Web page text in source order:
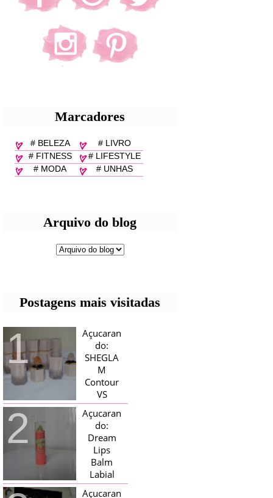
Marcadores
# BELEZA
# LIVRO
# FITNESS
# LIFESTYLE
# MODA
# UNHAS
Arquivo do blog
Postagens mais visitadas
Açucaran
do:
SHEGLA
M
Contour
VS
Bronzer!
HELLO AÇUCARADAS, E NESTE
MÊS CHEGOU AQUI EM CASA UMA
CAIXA RECHEADA DE SHEGLAM,
TINHA BLUSH, ILUMINADORES E
TODOS OS BRONZER E
CONTORNOS ...
Açucaran
do:
Dream
Lips
Balm
Labial
Magico
Açucaran